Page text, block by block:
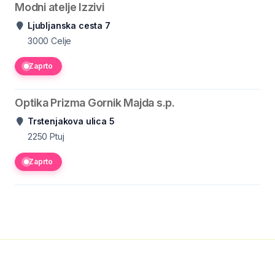
Modni atelje Izzivi
Ljubljanska cesta 7
3000 Celje
Zaprto
Optika Prizma Gornik Majda s.p.
Trstenjakova ulica 5
2250 Ptuj
Zaprto